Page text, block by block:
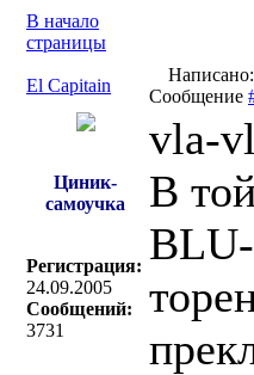
В начало
страницы
El Capitain
Сообщение
Циник-
самоучка
Регистрация:
24.09.2005
Сообщений:
3731
vla-
В
BLU-